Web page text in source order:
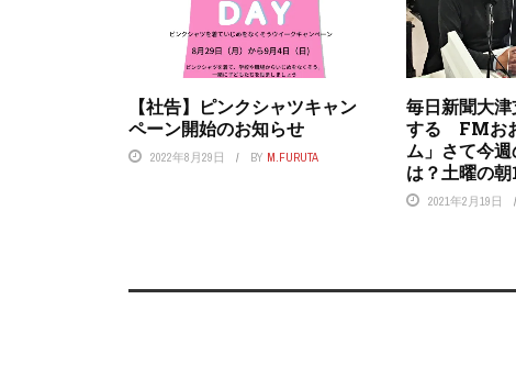
【社告】ピンクシャツキャン
ペーン開始のお知らせ
2022年8月29日 BY M.FURUTA
毎日新聞大
する FMお
ム」さて今
は？土曜の
2021年2月19日